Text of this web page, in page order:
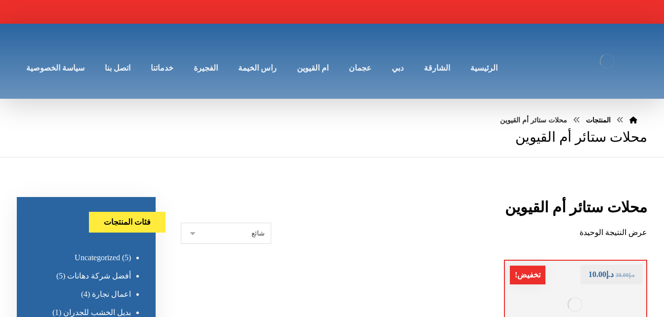
الرئيسية الشارقة دبي عجمان ام القيوين راس الخيمة الفجيرة خدماتنا اتصل بنا سياسة الخصوصية
المنتجات محلات ستائر أم القيوين
محلات ستائر أم القيوين
محلات ستائر أم القيوين
عرض النتيجة الوحيدة
تخفيض! د.إ30.00 د.إ 10.00
فئات المنتجات
Uncategorized (5)
أفضل شركة دهانات (5)
اعمال نجارة (4)
بديل الخشب للجدران (1)